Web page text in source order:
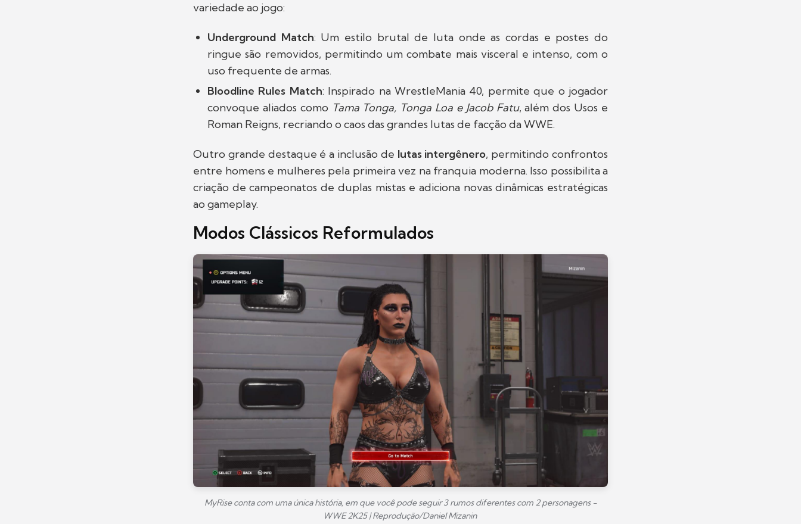
variedade ao jogo:
Underground Match: Um estilo brutal de luta onde as cordas e postes do
ringue são removidos, permitindo um combate mais visceral e intenso, com o
uso frequente de armas.
Bloodline Rules Match: Inspirado na WrestleMania 40, permite que o jogador
convoque aliados como Tama Tonga, Tonga Loa e Jacob Fatu, além dos Usos e
Roman Reigns, recriando o caos das grandes lutas de facção da WWE.
Outro grande destaque é a inclusão de lutas intergênero, permitindo confrontos
entre homens e mulheres pela primeira vez na franquia moderna. Isso possibilita a
criação de campeonatos de duplas mistas e adiciona novas dinâmicas estratégicas
ao gameplay.
Modos Clássicos Reformulados
MyRise conta com uma única história, em que você pode seguir 3 rumos diferentes com 2 personagens -
WWE 2K25 | Reprodução/Daniel Mizanin